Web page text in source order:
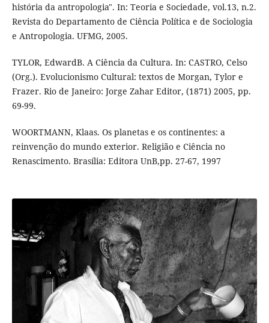
história da antropologia". In: Teoria e Sociedade, vol.13, n.2.
Revista do Departamento de Ciência Política e de Sociologia
e Antropologia. UFMG, 2005.
TYLOR, EdwardB. A Ciência da Cultura. In: CASTRO, Celso
(Org.). Evolucionismo Cultural: textos de Morgan, Tylor e
Frazer. Rio de Janeiro: Jorge Zahar Editor, (1871) 2005, pp.
69-99.
WOORTMANN, Klaas. Os planetas e os continentes: a
reinvenção do mundo exterior. Religião e Ciência no
Renascimento. Brasília: Editora UnB,pp. 27-67, 1997